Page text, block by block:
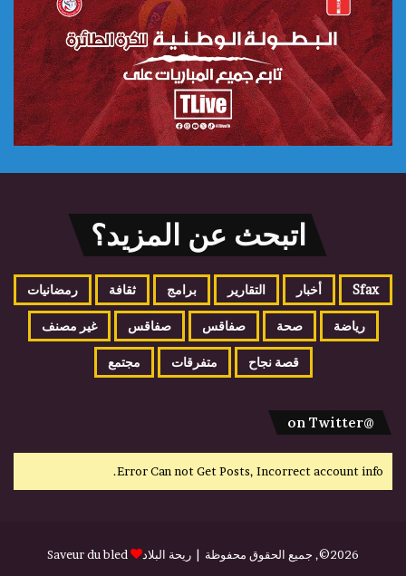
اتبحث عن المزيد؟
Sfax أخبار التقارير برامج ثقافة رمضانيات
رياضة صحة صفاقس صفاقس غير مصنف
قصة نجاح متفرقات مجتمع
@on Twitter
Error Can not Get Posts, Incorrect account info.
2026©, جميع الحقوق محفوظة | ريحة البلاد Saveur du bled